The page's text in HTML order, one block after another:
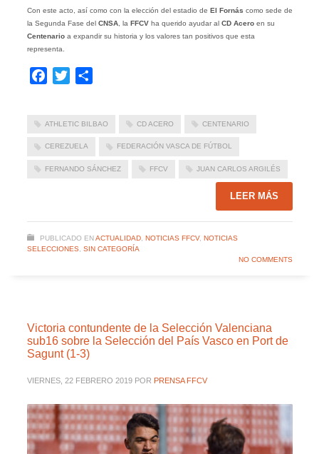
Con este acto, así como con la elección del estadio de El Fornás como sede de
la Segunda Fase del CNSA, la FFCVha querido ayudar al CD Aceroen su
Centenarioa expandir su historia y los valores tan positivos que esta
representa.
Facebook
Twitter
ATHLETIC BILBAO CD ACERO CENTENARIO
CEREZUELA FEDERACIÓN VASCA DE FÚTBOL
FERNANDO SÁNCHEZ FFCV JUAN CARLOS ARGILÉS
LEER MÁS
PUBLICADO EN ACTUALIDAD, NOTICIAS FFCV, NOTICIAS
SELECCIONES, SIN CATEGORÍA
NO COMMENTS
Victoria contundente de la Selección Valenciana
sub16 sobre la Selección del País Vasco en Port de
Sagunt (1-3)
VIERNES, 22 FEBRERO 2019 POR PRENSA FFCV